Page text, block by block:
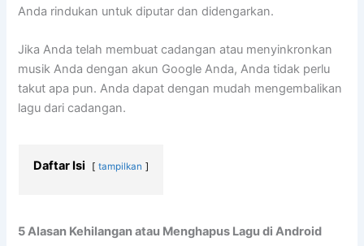
Anda rindukan untuk diputar dan didengarkan.
Jika Anda telah membuat cadangan atau menyinkronkan
musik Anda dengan akun Google Anda, Anda tidak perlu
takut apa pun. Anda dapat dengan mudah mengembalikan
lagu dari cadangan.
Daftar Isi tampilkan
5 Alasan Kehilangan atau Menghapus Lagu di Android